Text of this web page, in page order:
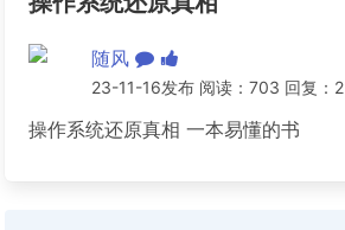
随风
23-11-16发布 阅读：703 回复：2
操作系统还原真相 一本易懂的书